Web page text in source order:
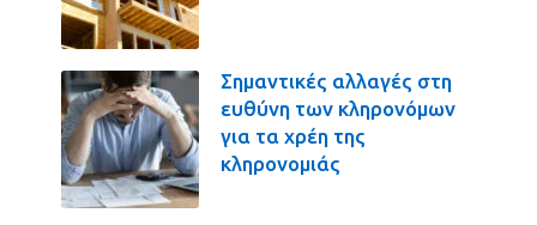
Σημαντικές αλλαγές στη
ευθύνη των κληρονόμων
για τα χρέη της
κληρονομιάς